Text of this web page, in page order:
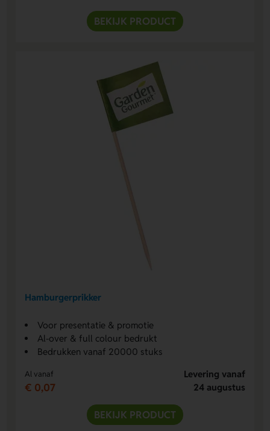
BEKIJK PRODUCT
Hamburgerprikker
Voor presentatie & promotie
Al-over & full colour bedrukt
Bedrukken vanaf 20000 stuks
Al vanaf
€ 0,07
Levering vanaf
24 augustus
BEKIJK PRODUCT